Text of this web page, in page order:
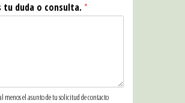
tu duda o consulta.*
menos el asunto de tu solicitud de contacto